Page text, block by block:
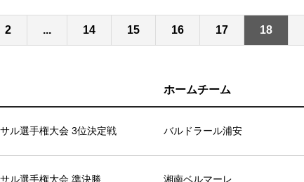
2 ... 14 15 16 17 18
ホームチーム
ル選手権大会 3位決定戦 バルドラール浦安
ル選手権大会 準決勝 湘南ベルマーレ